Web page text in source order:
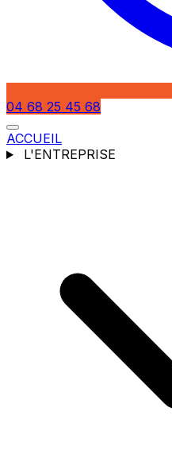
04 68 25 45 68
ACCUEIL
L'ENTREPRISE